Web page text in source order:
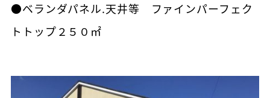
●ベランダパネル.天井等 ファインパーフェク
トトップ２５０㎡